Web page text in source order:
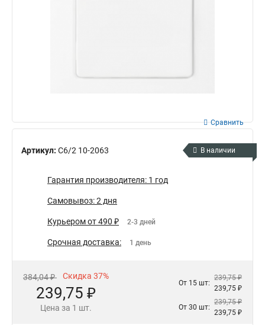
Артикул: С6/2 10-2063
Сравнить
В наличии
Гарантия производителя: 1 год
Самовывоз: 2 дня
Курьером от 490 ₽ 2-3 дней
Срочная доставка: 1 день
384,04 ₽ Скидка 37%
239,75 ₽
Цена за 1 шт.
От 15 шт:
239,75 ₽
239,75 ₽
От 30 шт:
239,75 ₽
239,75 ₽